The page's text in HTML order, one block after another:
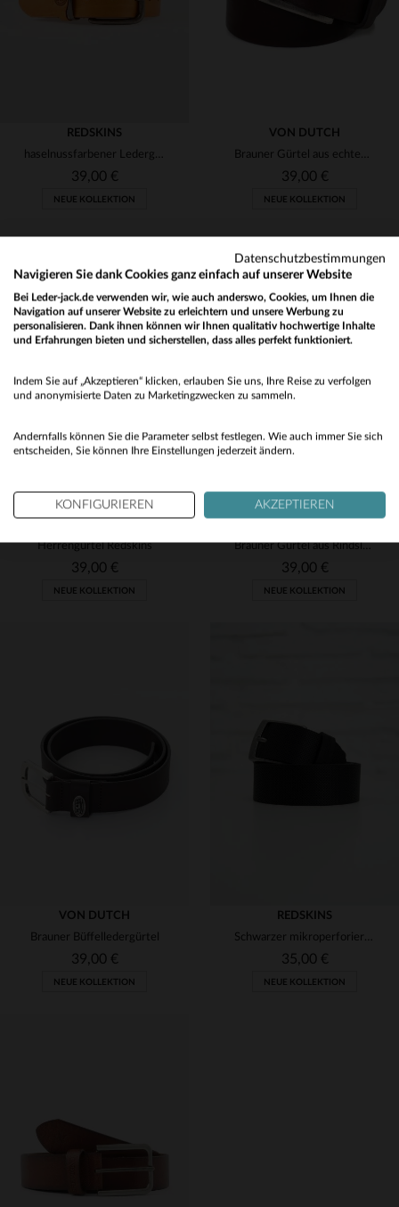
VERFÜGBARE GRÖSSEN
90 95 100
REDSKINS
haselnussfarbener Ledergürtel
39,00 €
NEUE KOLLEKTION
VERFÜGBARE GRÖSSEN
90 95 100
VON DUTCH
Brauner Gürtel aus echtem Leder
39,00 €
NEUE KOLLEKTION
VERFÜGBARE GRÖSSEN
100
Herrengürtel Redskins
39,00 €
NEUE KOLLEKTION
VERFÜGBARE GRÖSSEN
Brauner Gürtel aus Rindsleder
39,00 €
NEUE KOLLEKTION
VERFÜGBARE GRÖSSEN
VON DUTCH
Brauner Büffelledergürtel
39,00 €
NEUE KOLLEKTION
REDSKINS
Schwarzer mikroperforierter Ledergürtel
35,00 €
NEUE KOLLEKTION
No
Datenschutzbestimmungen
Navigieren Sie dank Cookies ganz einfach auf unserer Website
Bei Leder-jack.de verwenden wir, wie auch anderswo, Cookies, um Ihnen die
Navigation auf unserer Website zu erleichtern und unsere Werbung zu
personalisieren. Dank ihnen können wir Ihnen qualitativ hochwertige Inhalte
und Erfahrungen bieten und sicherstellen, dass alles perfekt funktioniert.
Indem Sie auf „Akzeptieren“ klicken, erlauben Sie uns, Ihre Reise zu verfolgen
und anonymisierte Daten zu Marketingzwecken zu sammeln.
Andernfalls können Sie die Parameter selbst festlegen. Wie auch immer Sie sich
entscheiden, Sie können Ihre Einstellungen jederzeit ändern.
KONFIGURIEREN AKZEPTIEREN